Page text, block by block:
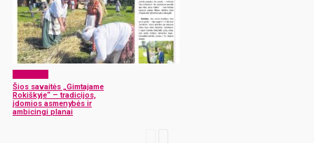
Šios savaitės „Gimtajame
Rokiškyje“ – tradicijos,
įdomios asmenybės ir
ambicingi planai